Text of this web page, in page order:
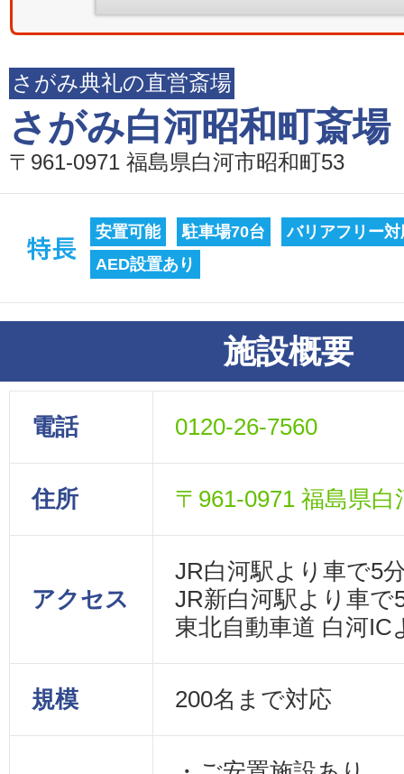
さがみ典礼の直営斎場
さがみ白河昭和町斎場
〒961-0971 福島県白河市昭和町53
安置可能 駐車場70台
バリアフリー対
AED設置あり
施設概要
電話 0120-26-7560
住所 〒961-0971 福島県白
アクセス
JR白河駅より車で5
JR新白河駅より車で
東北自動車道 白河IC
規模 200名まで対応